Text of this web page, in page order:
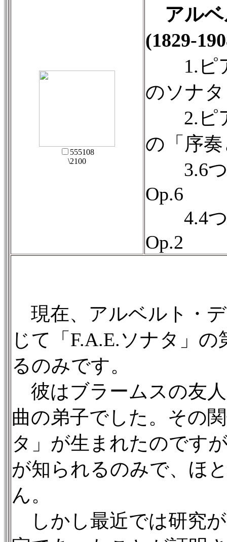
555108
\2100
アルベ
(1829-
1.ピア
のソナタ
2.ピア
の「序
3.6つ
Op.6
4.4つ
Op.2
現在、アルベルト・
じて「F.A.E.ソナタ」
るのみです。
彼はブラームスの友
曲の弟子でした。その
タ」が生まれたのです
が知られるのみで、ほ
ん。
しかし最近では研究